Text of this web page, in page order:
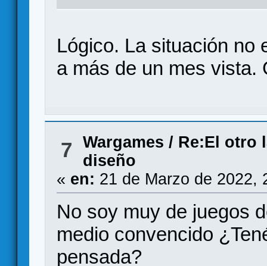
Lógico. La situación no
a más de un mes vista.
7 Wargames / Re:El otro
diseño
« en: 21 de Marzo de 2022,
No soy muy de juegos
medio convencido
pensada?